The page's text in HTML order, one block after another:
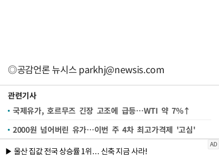
◎공감언론 뉴시스parkhj@newsis.com
관련기사
국제유가, 호르무즈 긴장 고조에 급등…WTI 약 7%↑
2000원 넘어버린 유가…이번 주 4차 최고가격제 '고심'